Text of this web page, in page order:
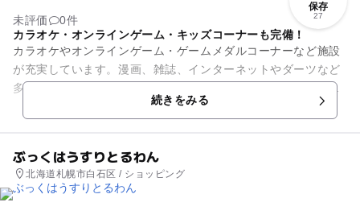
保存
27
未評価
0件
カラオケ・オンラインゲーム・キッズコーナーも完備！
カラオケやオンラインゲーム・ゲームメダルコーナーなど施設
が充実しています。漫画、雑誌、インターネットやダーツなど
多彩にあり、大人も子供も年代問わず楽しむことができます。
続きをみる
ぶっくはうすりとるわん
北海道札幌市白石区 / ショッピング